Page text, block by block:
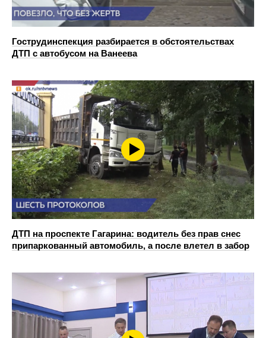
Гострудинспекция разбирается в обстоятельствах
ДТП с автобусом на Ванеева
ДТП на проспекте Гагарина: водитель без прав снес
припаркованный автомобиль, а после влетел в забор